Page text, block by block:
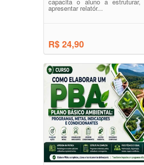
capacita o aluno a
apresentar relatór...
R$ 24,90